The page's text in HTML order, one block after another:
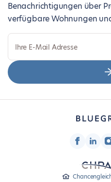
Benachrichtigungen über
verfügbare Wohnungen
Ihre E-Mail Adresse